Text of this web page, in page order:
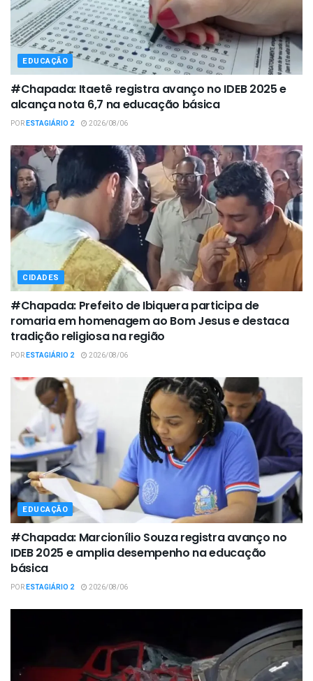
EDUCAÇÃO
#Chapada: Itaetê registra avanço no IDEB 2025 e
alcança nota 6,7 na educação básica
PORESTAGIÁRIO 2 2026/08/06
CIDADES
#Chapada: Prefeito de Ibiquera participa de
romaria em homenagem ao Bom Jesus e destaca
tradição religiosa na região
PORESTAGIÁRIO 2 2026/08/06
EDUCAÇÃO
#Chapada: Marcionílio Souza registra avanço no
IDEB 2025 e amplia desempenho na educação
básica
PORESTAGIÁRIO 2 2026/08/06